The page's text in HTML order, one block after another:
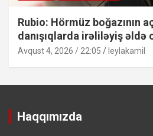
Rubio: Hörmüz boğazının
danışıqlarda irəliləyiş əldə
Avqust 4, 2026 / 22:05 leylakamil
Haqqımızda